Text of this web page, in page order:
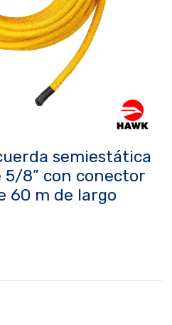
semiestática
8” con conector
60 m de largo